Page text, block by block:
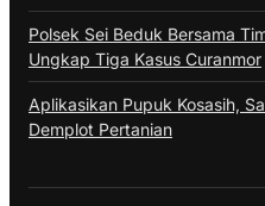
Polsek Sei Beduk Bersama
Ungkap Tiga Kasus Curanmor
Aplikasikan Pupuk Kosasih,
Demplot Pertanian